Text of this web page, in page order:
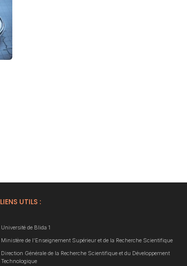
LIENS UTILS :
Université de Blida 1
Ministère de l’Enseignement Supérieur et de la Recherche Scientifique
Direction Générale de la Recherche Scientifique et du Développement
Technologique